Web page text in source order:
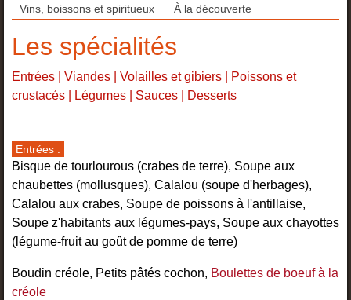
Vins, boissons et spiritueux
À la découverte
Les spécialités
Entrées Viandes Volailles et gibiers
Poissons et
crustacés
Légumes Sauces Desserts
Entrées :
Bisque de tourlourous (crabes de terre), Soupe aux
chaubettes (mollusques), Calalou (soupe d'herbages),
Calalou aux crabes, Soupe de poissons à l'antillaise,
Soupe z'habitants aux légumes-pays, Soupe aux chayottes
(légume-fruit au goût de pomme de terre)
Boudin créole, Petits pâtés cochon, Boulettes de boeuf à la
créole